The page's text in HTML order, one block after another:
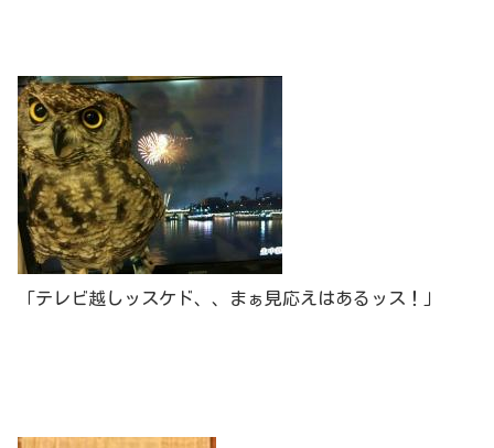
「テレビ越しッスケド、、まぁ見応えはあるッス！」